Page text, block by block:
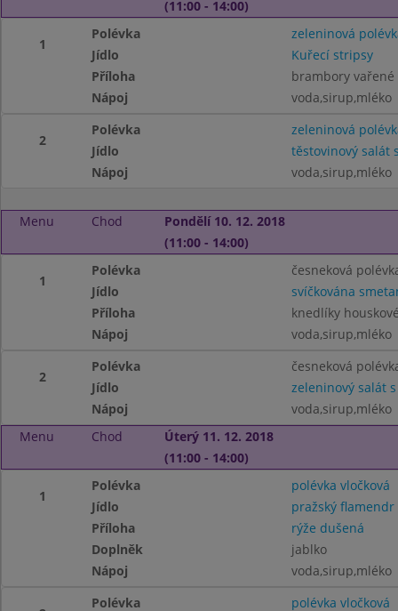
(11:00 - 14:00)
1
Polévka
zeleninová
Jídlo
Kuřecí stripsy
Příloha
brambory vařené
Nápoj
voda,sirup,mléko
2
Polévka
zeleninová
Jídlo
těstovinový salát
Nápoj
voda,sirup,mléko
Menu Chod
Pondělí 10. 12. 2018
(11:00 - 14:00)
1
Polévka
česneková
Jídlo
svíčkována
Příloha
knedlíky
Nápoj
voda,sirup,mléko
2
Polévka
česneková
Jídlo
zeleninový salát
Nápoj
voda,sirup,mléko
Menu
Chod
Úterý 11. 12. 2018
(11:00 - 14:00)
1
Polévka
polévka vločková
Jídlo
pražský flamendr
Příloha
rýže dušená
Doplněk
jablko
Nápoj
voda,sirup,mléko
Polévka
polévka vločková